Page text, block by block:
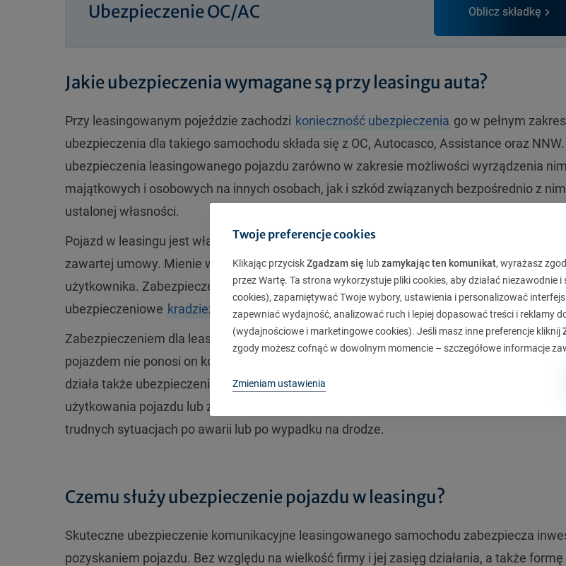
Ubezpieczenie OC/AC Oblicz składkę
Jakie ubezpieczenia wymagane są przy leasingu auta?
Przy leasingowanym pojeździe zachodzi konieczność ubezpieczenia go w pełnym
ubezpieczenia dla takiego samochodu składa się z OC, Autocasco, Assistance oraz
ubezpieczenia leasingowanego pojazdu zarówno w zakresie możliwości wyrządzenia
majątkowych i osobowych na innych osobach, jak i szkód związanych bezpośrednio z
ustalonej własności.
Pojazd w leasingu jest własnością leasingodawcy, jest tylko użytkowany przez
zawartej umowy. Mienie w ten sposób użytkowane wymaga zabezpieczenia po stronie
użytkownika. Zabezpieczeniem dla leasingu jest polisa Autocasco wzbogacona na ogół
ubezpieczeniowe kradzieży pojazdu.
Zabezpieczeniem dla leasingobiorcy jest polisa OC, która sprawia, że jako kierujący
pojazdem nie ponosi on kosztów za szkody, za które ponosi odpowiedzialność. Na rzecz
działa także ubezpieczenie NNW, które zapewnia odszkodowanie związane wypadkiem
użytkowania pojazdu lub zwrot kosztów leczenia,oraz ubezpieczenie Assistance,
trudnych sytuacjach po awarii lub po wypadku na drodze.
Czemu służy ubezpieczenie pojazdu w leasingu?
Skuteczne ubezpieczenie komunikacyjne leasingowanego samochodu zabezpiecza
pozyskaniem pojazdu. Bez względu na wielkość firmy i jej zasięg działania, a także
Twoje preferencje cookies
Klikając przyciskZgadzam się lubzamykając ten komunikat, wyrażasz
przez Wartę. Ta strona wykorzystuje pliki cookies, aby działać niezawodnie i
cookies), zapamiętywać Twoje wybory, ustawienia i personalizować
zapewniać wydajność, analizować ruch i lepiej dopasować treści i reklamy
(wydajnościowe i marketingowe cookies). Jeśli masz inne preferencje kliknij
zgody możesz cofnąć w dowolnym momencie – szczegółowe informacje
Zmieniam ustawienia